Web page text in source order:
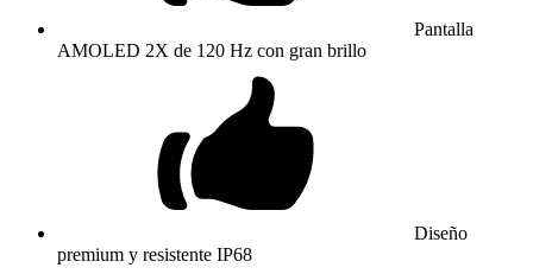
Pantalla
AMOLED 2X de 120 Hz con gran brillo
Diseño
premium y resistente IP68